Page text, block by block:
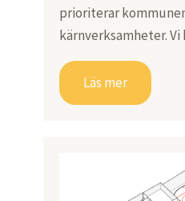
prioriterar
kärnverksamheter.
Läs mer